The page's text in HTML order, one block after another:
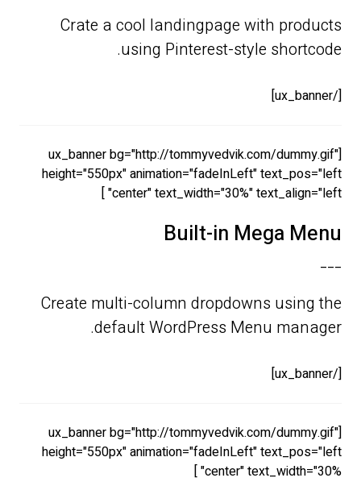
Crate a cool landingpage with products
using Pinterest-style shortcode.
[/ux_banner]
[ux_banner bg="http://tommyvedvik.com/dummy.gif"
height="550px" animation="fadeInLeft" text_pos="left
center" text_width="30%" text_align="left" ]
Built-in Mega Menu
___
Create multi-column dropdowns using the
default WordPress Menu manager.
[/ux_banner]
[ux_banner bg="http://tommyvedvik.com/dummy.gif"
height="550px" animation="fadeInLeft" text_pos="left
center" text_width="30%" ]